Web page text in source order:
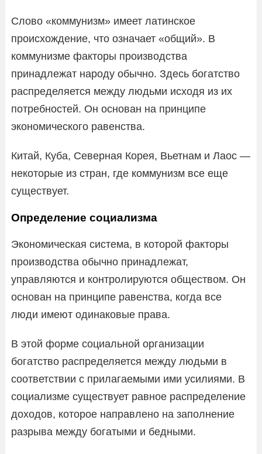
Слово «коммунизм» имеет латинское
происхождение, что означает «общий». В
коммунизме факторы производства
принадлежат народу обычно. Здесь богатство
распределяется между людьми исходя из их
потребностей. Он основан на принципе
экономического равенства.
Китай, Куба, Северная Корея, Вьетнам и Лаос —
некоторые из стран, где коммунизм все еще
существует.
Определение социализма
Экономическая система, в которой факторы
производства обычно принадлежат,
управляются и контролируются обществом. Он
основан на принципе равенства, когда все
люди имеют одинаковые права.
В этой форме социальной организации
богатство распределяется между людьми в
соответствии с прилагаемыми ими усилиями. В
социализме существует равное распределение
доходов, которое направлено на заполнение
разрыва между богатыми и бедными.